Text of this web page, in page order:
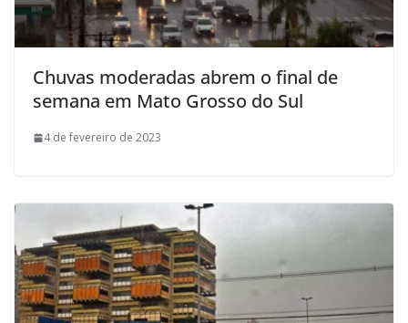
Chuvas moderadas abrem o final de
semana em Mato Grosso do Sul
4 de fevereiro de 2023